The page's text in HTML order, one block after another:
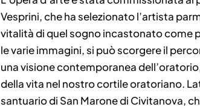
Vesprini, che ha selezionato l’artista
vitalità di quel sogno incastonato come
le varie immagini, si può scorgere il
una visione contemporanea
della vita nel nostro cortile oratoriano.
santuario di San Marone di Civitanova,